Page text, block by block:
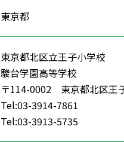
東京都
東京都北区立王子小学校
駿台学園高等学校
〒114-0002 東京都北区王
Tel:03-3914-7861
Tel:03-3913-5735